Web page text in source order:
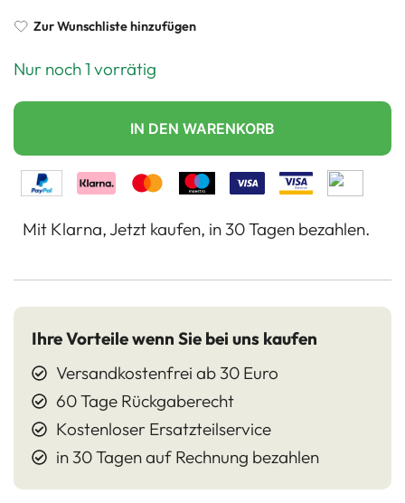
Zur Wunschliste hinzufügen
Nur noch 1 vorrätig
IN DEN WARENKORB
Mit Klarna, Jetzt kaufen, in 30 Tagen bezahlen.
Ihre Vorteile wenn Sie bei uns kaufen
Versandkostenfrei ab 30 Euro
60 Tage Rückgaberecht
Kostenloser Ersatzteilservice
in 30 Tagen auf Rechnung bezahlen